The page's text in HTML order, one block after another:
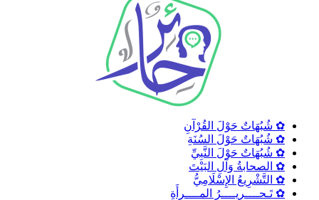
✿ شُبُهَاتٌ حَوْلَ القُرْآنِ
✿ شُبُهَاتٌ حَوْلَ السُنَةِ
✿ شُبُهَاتٌ حَوْلَ النَّبِيِّ
✿ الصحابةُ وَآلِ البَيْتَ
✿ التَّشْرِيعُ الإِسْلَامِيُّ
✿ تَـحــــريــــرُ المــــرأَةِ